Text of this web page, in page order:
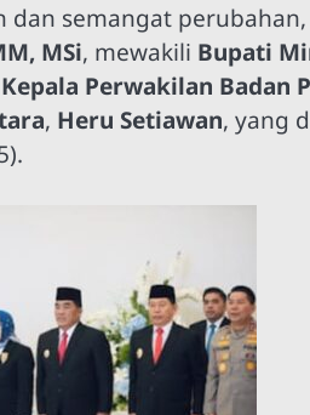
dan semangat
MSi, mewakili Bupati
Perwakilan Badan
, Heru Setiawan, yang